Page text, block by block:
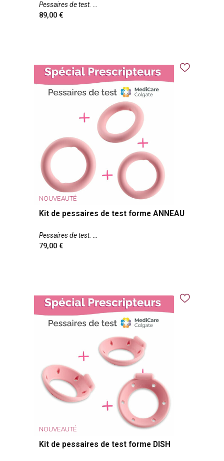
Pessaires de test.
89,00
NOUVEAUTÉ
Kit de pessaires de test forme ANNEAU
Pessaires de test.
79,00
NOUVEAUTÉ
Kit de pessaires de test forme DISH